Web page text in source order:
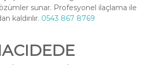
sunar. Profesyonel ilaçlama ile
kaldırılır. 0543 867 8769